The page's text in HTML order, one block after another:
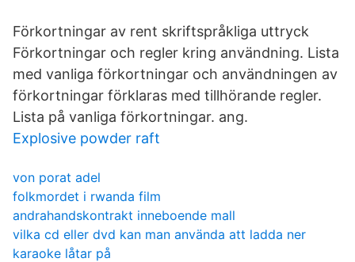
Förkortningar av rent skriftspråkliga uttryck
Förkortningar och regler kring användning. Lista
med vanliga förkortningar och användningen av
förkortningar förklaras med tillhörande regler.
Lista på vanliga förkortningar. ang.
Explosive powder raft
von porat adel
folkmordet i rwanda film
andrahandskontrakt inneboende mall
vilka cd eller dvd kan man använda att ladda ner
karaoke låtar på